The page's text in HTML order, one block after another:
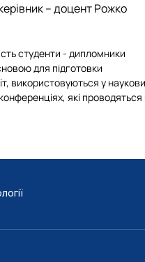
– доцент Рожко
студенти - дипломники
для підготовки
використовуються у
які проводяться